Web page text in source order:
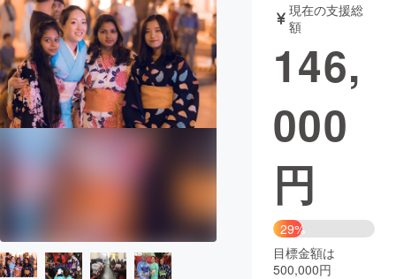
テクノロジー・ガジェット
映像・映画 書籍・雑誌
ビジネス・起業 チャレンジ
まちづくり・地域活性化
CAMPFIRE for Social Good CAMPFIRE Creation
CAMPFIREふるさと納税
コミュニティ
現在の支援総
額
146,
000
円
29%
目標金額は
500,000円